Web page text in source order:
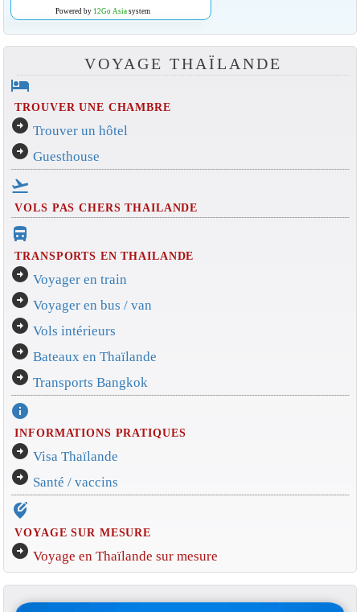
Powered by 12Go Asiasystem
VOYAGE THAÏLANDE
hotel
TROUVER UNE CHAMBRE
arrow_circle_right Trouver un hôtel
arrow_circle_right Guesthouse
flight_takeoff
VOLS PAS CHERS THAILANDE
directions_bus_filled
TRANSPORTS EN THAILANDE
arrow_circle_right Voyager en train
arrow_circle_right Voyager en bus / van
arrow_circle_right Vols intérieurs
arrow_circle_right Bateaux en Thaïlande
arrow_circle_right Transports Bangkok
info
INFORMATIONS PRATIQUES
arrow_circle_right Visa Thaïlande
arrow_circle_right Santé / vaccins
edit_location_alt
VOYAGE SUR MESURE
arrow_circle_right Voyage en Thaïlande sur mesure